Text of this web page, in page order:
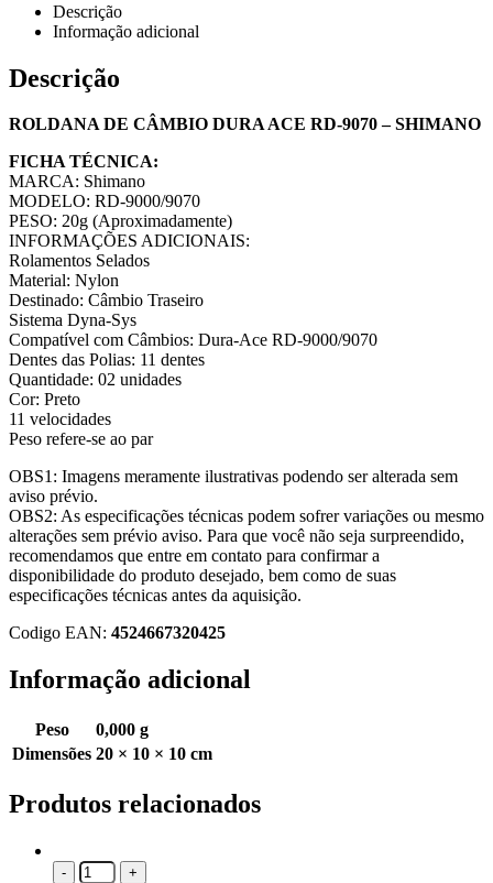
Descrição
Informação adicional
Descrição
ROLDANA DE CÂMBIO DURA ACE RD-9070 – SHIMANO
FICHA TÉCNICA:
MARCA: Shimano
MODELO: RD-9000/9070
PESO: 20g (Aproximadamente)
INFORMAÇÕES ADICIONAIS:
Rolamentos Selados
Material: Nylon
Destinado: Câmbio Traseiro
Sistema Dyna-Sys
Compatível com Câmbios: Dura-Ace RD-9000/9070
Dentes das Polias: 11 dentes
Quantidade: 02 unidades
Cor: Preto
11 velocidades
Peso refere-se ao par
OBS1: Imagens meramente ilustrativas podendo ser alterada sem
aviso prévio.
OBS2: As especificações técnicas podem sofrer variações ou mesmo
alterações sem prévio aviso. Para que você não seja surpreendido,
recomendamos que entre em contato para confirmar a
disponibilidade do produto desejado, bem como de suas
especificações técnicas antes da aquisição.
Codigo EAN: 4524667320425
Informação adicional
Peso
0,000 g
Dimensões 20 × 10 × 10 cm
Produtos relacionados
- +